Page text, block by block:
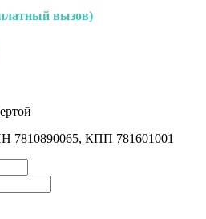
вызов)
КПП 781601001